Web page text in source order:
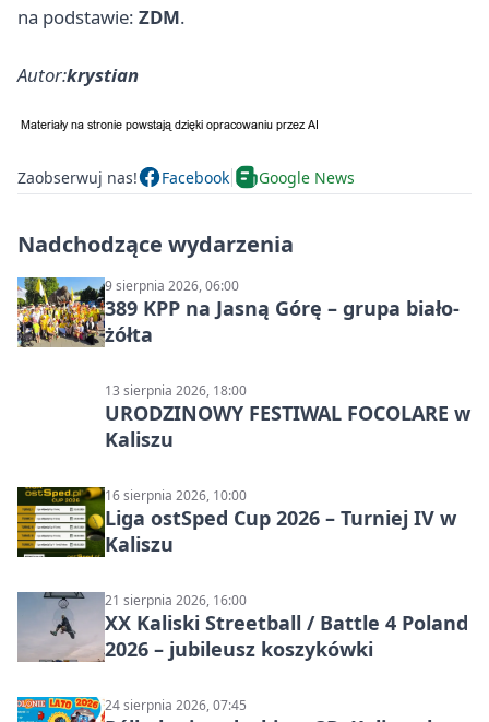
na podstawie: ZDM.
Autor:krystian
Zaobserwuj nas! Facebook Google News
Nadchodzące wydarzenia
9 sierpnia 2026, 06:00
389 KPP na Jasną Górę – grupa biało-
żółta
13 sierpnia 2026, 18:00
URODZINOWY FESTIWAL FOCOLARE w
Kaliszu
16 sierpnia 2026, 10:00
Liga ostSped Cup 2026 – Turniej IV w
Kaliszu
21 sierpnia 2026, 16:00
XX Kaliski Streetball / Battle 4 Poland
2026 – jubileusz koszykówki
24 sierpnia 2026, 07:45